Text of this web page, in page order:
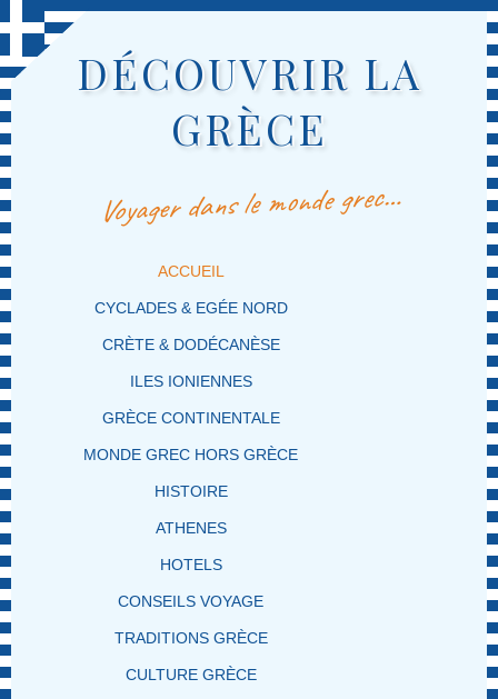
DÉCOUVRIR LA
GRÈCE
Voyager dans le monde grec…
MENU PRINCIPAL
MASQUER LA NAVIGATION PRINCIPALE
MASQUER LA NAVIGATION SECONDAIRE
ACCUEIL
CYCLADES & EGÉE NORD
CRÈTE & DODÉCANÈSE
ILES IONIENNES
GRÈCE CONTINENTALE
MONDE GREC HORS GRÈCE
HISTOIRE
ATHENES
HOTELS
CONSEILS VOYAGE
TRADITIONS GRÈCE
CULTURE GRÈCE